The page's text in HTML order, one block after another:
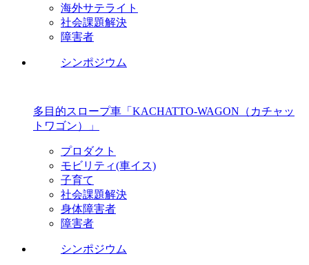
海外サテライト
社会課題解決
障害者
シンポジウム
多目的スロープ車「KACHATTO-WAGON（カチャッ
トワゴン）」
プロダクト
モビリティ(車イス)
子育て
社会課題解決
身体障害者
障害者
シンポジウム